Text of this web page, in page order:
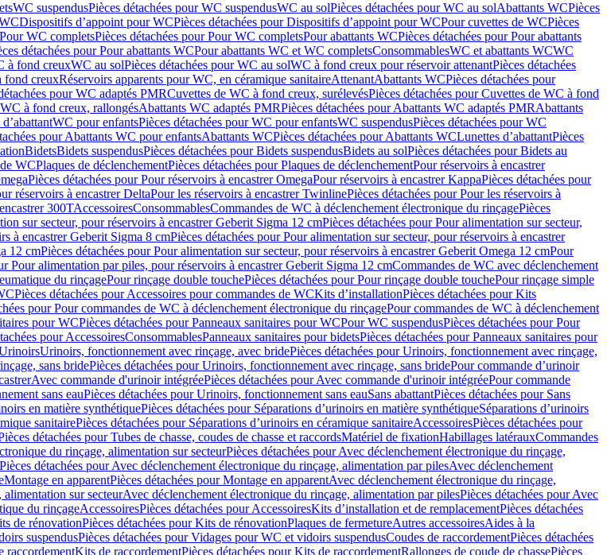
WC suspendusPièces détachées pour WC suspendusWC au solPièces détachées pour WC au solAbattants WCPièces
Dispositifs d’appoint pour WCPièces détachées pour Dispositifs d’appoint pour WCPour cuvettes de WCPièces
Pour WC completsPièces détachées pour Pour WC completsPour abattants WCPièces détachées pour Pour abattants
détachées pour Pour abattants WCPour abattants WC et WC completsConsommablesWC et abattants WCWC
à fond creuxWC au solPièces détachées pour WC au solWC à fond creux pour réservoir attenantPièces détachées
fond creuxRéservoirs apparents pour WC, en céramique sanitaireAttenantAbattants WCPièces détachées pour
pour WC adaptés PMRCuvettes de WC à fond creux, surélevésPièces détachées pour Cuvettes de WC à fond
à fond creux, rallongésAbattants WC adaptés PMRPièces détachées pour Abattants WC adaptés PMRAbattants
WC pour enfantsPièces détachées pour WC pour enfantsWC suspendusPièces détachées pour WC
pour Abattants WC pour enfantsAbattants WCPièces détachées pour Abattants WCLunettes d’abattantPièces
BidetsBidets suspendusPièces détachées pour Bidets suspendusBidets au solPièces détachées pour Bidets au
WCPlaques de déclenchementPièces détachées pour Plaques de déclenchementPour réservoirs à encastrer
Pièces détachées pour Pour réservoirs à encastrer OmegaPour réservoirs à encastrer KappaPièces détachées pour
réservoirs à encastrer DeltaPour les réservoirs à encastrer TwinlinePièces détachées pour Pour les réservoirs à
300TAccessoiresConsommablesCommandes de WC à déclenchement électronique du rinçagePièces
sur secteur, pour réservoirs à encastrer Geberit Sigma 12 cmPièces détachées pour Pour alimentation sur secteur,
à encastrer Geberit Sigma 8 cmPièces détachées pour Pour alimentation sur secteur, pour réservoirs à encastrer
12 cmPièces détachées pour Pour alimentation sur secteur, pour réservoirs à encastrer Geberit Omega 12 cmPour
Pour alimentation par piles, pour réservoirs à encastrer Geberit Sigma 12 cmCommandes de WC avec déclenchement
du rinçagePour rinçage double touchePièces détachées pour Pour rinçage double touchePour rinçage simple
Pièces détachées pour Accessoires pour commandes de WCKits d’installationPièces détachées pour Kits
pour Pour commandes de WC à déclenchement électronique du rinçagePour commandes de WC à déclenchement
pour WCPièces détachées pour Panneaux sanitaires pour WCPour WC suspendusPièces détachées pour Pour
pour AccessoiresConsommablesPanneaux sanitaires pour bidetsPièces détachées pour Panneaux sanitaires pour
Urinoirs, fonctionnement avec rinçage, avec bridePièces détachées pour Urinoirs, fonctionnement avec rinçage,
sans bridePièces détachées pour Urinoirs, fonctionnement avec rinçage, sans bridePour commande d’urinoir
Avec commande d'urinoir intégréePièces détachées pour Avec commande d'urinoir intégréePour commande
sans eauPièces détachées pour Urinoirs, fonctionnement sans eauSans abattantPièces détachées pour Sans
en matière synthétiquePièces détachées pour Séparations d’urinoirs en matière synthétiqueSéparations d’urinoirs
sanitairePièces détachées pour Séparations d’urinoirs en céramique sanitaireAccessoiresPièces détachées pour
détachées pour Tubes de chasse, coudes de chasse et raccordsMatériel de fixationHabillages latérauxCommandes
du rinçage, alimentation sur secteurPièces détachées pour Avec déclenchement électronique du rinçage,
Pièces détachées pour Avec déclenchement électronique du rinçage, alimentation par pilesAvec déclenchement
Montage en apparentPièces détachées pour Montage en apparentAvec déclenchement électronique du rinçage,
alimentation sur secteurAvec déclenchement électronique du rinçage, alimentation par pilesPièces détachées pour Avec
du rinçageAccessoiresPièces détachées pour AccessoiresKits d’installation et de remplacementPièces détachées
de rénovationPièces détachées pour Kits de rénovationPlaques de fermetureAutres accessoiresAides à la
suspendusPièces détachées pour Vidages pour WC et vidoirs suspendusCoudes de raccordementPièces détachées
raccordementKits de raccordementPièces détachées pour Kits de raccordementRallonges de coude de chassePièces